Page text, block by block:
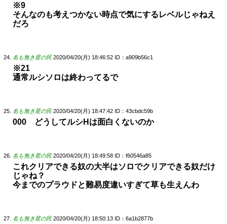
※9
そんなのも考えつかない時点で気にするレベルじゃねえ
だろ
名も無き星の民 2020/04/20(月) 18:46:52 ID：a909b56c1
※21
通常ルシソロは終わってるで
名も無き星の民 2020/04/20(月) 18:47:42 ID：43cbdc59b
000 どうしてルシHは面白くないのか
名も無き星の民 2020/04/20(月) 18:49:58 ID：f60546a85
これクリアできる奴の大半はソロでクリアできる奴だけ
じゃね？
今までのプラウドと難易度違いすぎて草も生えんわ
名も無き星の民 2020/04/20(月) 18:50:13 ID：6a1b2877b